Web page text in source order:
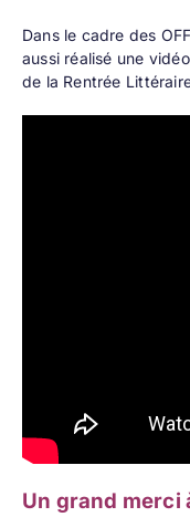
Dans le cadre des
aussi réalisé une
de la Rentrée
Un grand merci